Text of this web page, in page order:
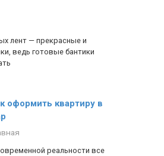
лент — прекрасные и
ведь готовые бантики
оформить квартиру в
реальности все